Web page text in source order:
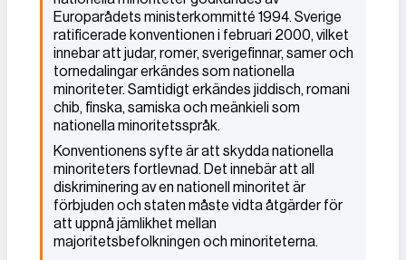
Europarådets ministerkommitté 1994. Sverige
ratificerade konventionen i februari 2000, vilket
innebar att judar, romer, sverigefinnar, samer och
tornedalingar erkändes som nationella
minoriteter. Samtidigt erkändes jiddisch, romani
chib, finska, samiska och meänkieli som
nationella minoritetsspråk.
Konventionens syfte är att skydda nationella
minoriteters fortlevnad. Det innebär att all
diskriminering av en nationell minoritet är
förbjuden och staten måste vidta åtgärder för
att uppnå jämlikhet mellan
majoritetsbefolkningen och minoriteterna.